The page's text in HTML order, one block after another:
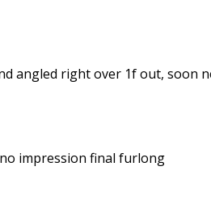
angled right over 1f out, soon
impression final furlong